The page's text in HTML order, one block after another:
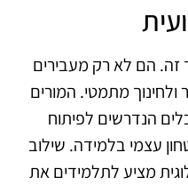
זה. הם לא רק מעבירים
מתמטי. המורים
הנדרשים לפיתוח
עצמי בלמידה. שילוב
מציע לתלמידים את